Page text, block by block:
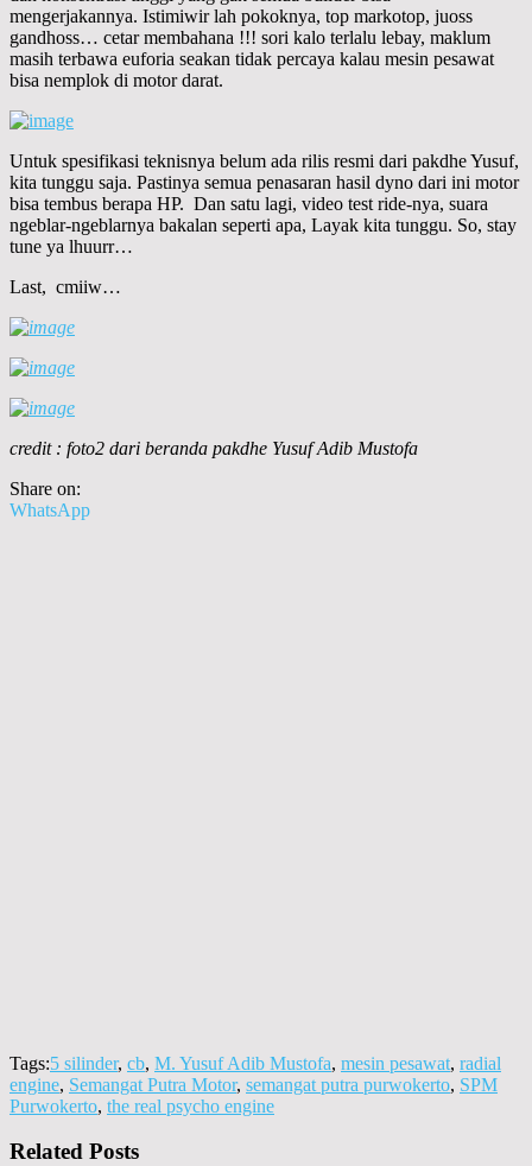
mengerjakannya. Istimiwir lah pokoknya, top markotop, juoss
gandhoss… cetar membahana !!! sori kalo terlalu lebay, maklum
masih terbawa euforia seakan tidak percaya kalau mesin pesawat
bisa nemplok di motor darat.
Untuk spesifikasi teknisnya belum ada rilis resmi dari pakdhe Yusuf,
kita tunggu saja. Pastinya semua penasaran hasil dyno dari ini motor
bisa tembus berapa HP. Dan satu lagi, video test ride-nya, suara
ngeblar-ngeblarnya bakalan seperti apa, Layak kita tunggu. So, stay
tune ya lhuurr…
Last, cmiiw…
credit : foto2 dari beranda pakdhe Yusuf Adib Mustofa
Share on:
WhatsApp
Tags:5 silinder, cb, M. Yusuf Adib Mustofa, mesin pesawat, radial
engine, Semangat Putra Motor, semangat putra purwokerto, SPM
Purwokerto, the real psycho engine
Related Posts